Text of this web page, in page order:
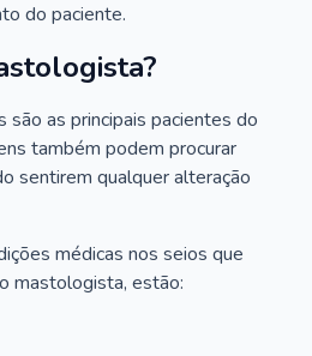
do paciente.
são as principais pacientes do
também podem procurar
sentirem qualquer alteração
médicas nos seios que
mastologista, estão: